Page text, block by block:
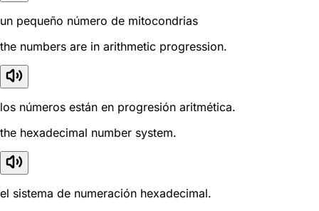
un pequeño número de mitocondrias
the numbers are in arithmetic progression.
los números están en progresión aritmética.
the hexadecimal number system.
el sistema de numeración hexadecimal.